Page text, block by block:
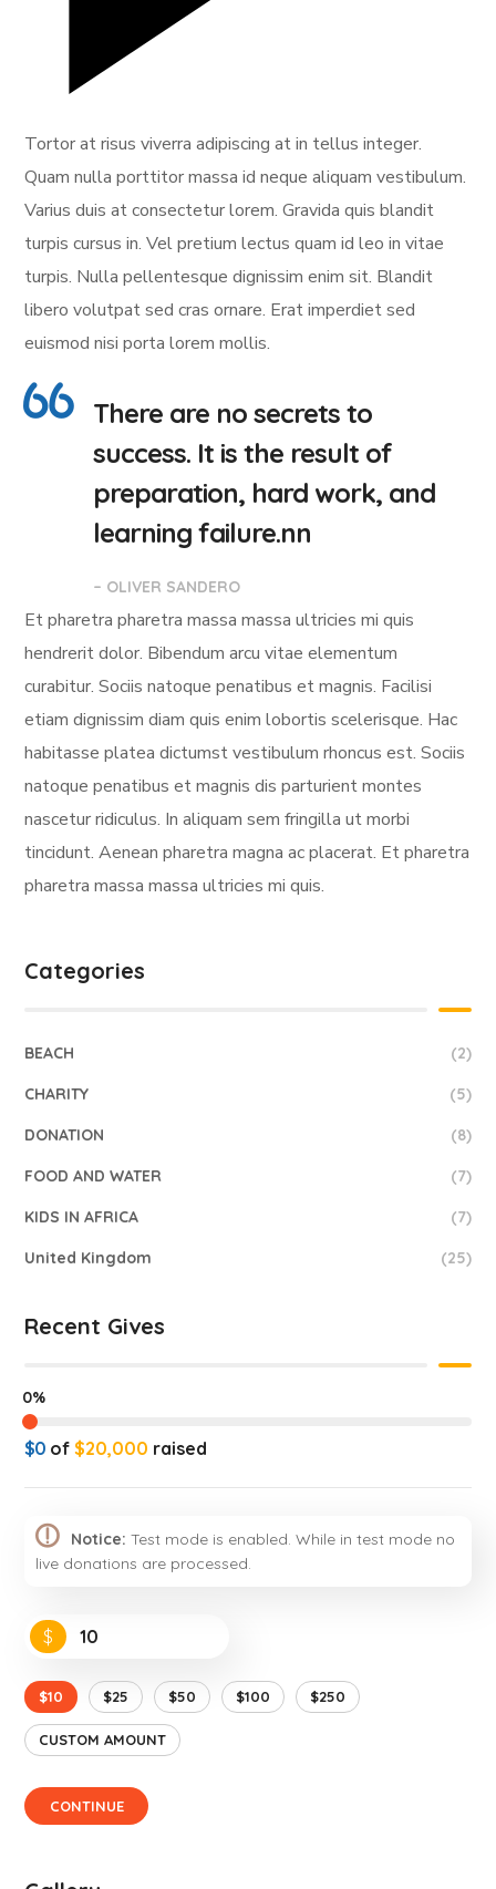
Tortor at risus viverra adipiscing at in tellus integer.
Quam nulla porttitor massa id neque aliquam vestibulum.
Varius duis at consectetur lorem. Gravida quis blandit
turpis cursus in. Vel pretium lectus quam id leo in vitae
turpis. Nulla pellentesque dignissim enim sit. Blandit
libero volutpat sed cras ornare. Erat imperdiet sed
euismod nisi porta lorem mollis.
There are no secrets to
success. It is the result of
preparation, hard work, and
learning failure.nn
– OLIVER SANDERO
Et pharetra pharetra massa massa ultricies mi quis
hendrerit dolor. Bibendum arcu vitae elementum
curabitur. Sociis natoque penatibus et magnis. Facilisi
etiam dignissim diam quis enim lobortis scelerisque. Hac
habitasse platea dictumst vestibulum rhoncus est. Sociis
natoque penatibus et magnis dis parturient montes
nascetur ridiculus. In aliquam sem fringilla ut morbi
tincidunt. Aenean pharetra magna ac placerat. Et pharetra
pharetra massa massa ultricies mi quis.
Categories
BEACH (2)
CHARITY (5)
DONATION (8)
FOOD AND WATER (7)
KIDS IN AFRICA (7)
United Kingdom (25)
Recent Gives
$0 of$20,000 raised
0%
Notice: Test mode is enabled. While in test mode no
live donations are processed.
$
$10 $25 $50 $100 $250
CUSTOM AMOUNT
CONTINUE